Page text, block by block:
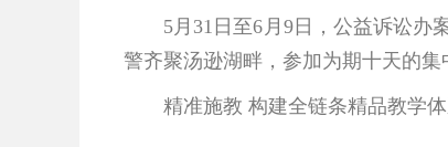
5月31日至6月9日，公益诉讼办
警齐聚汤逊湖畔，参加为期十天的集
精准施教 构建全链条精品教学